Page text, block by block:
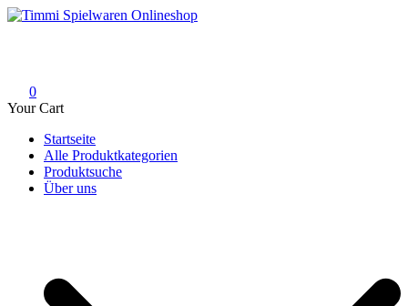
Skip
0
Your Cart
Startseite
Alle Produktkategorien
Produktsuche
Über uns